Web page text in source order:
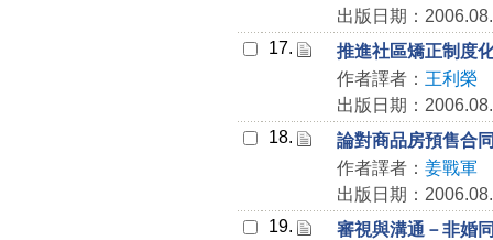
出版日期：
17.
推進社區矯正制度
作者譯者： 王利榮
出版日期：
18.
論對商品房預售合
作者譯者： 姜戰軍
出版日期：
19.
審視與溝通－非婚